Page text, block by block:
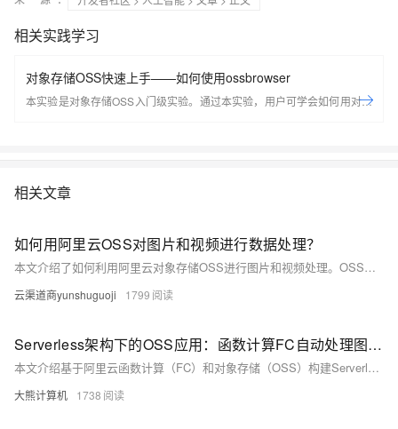
相关实践学习
对象存储OSS快速上手——如何使用ossbrowser
本实验是对象存储OSS入门级实验。通过本实验，用户可学会如何用对象
相关文章
如何用阿里云OSS对图片和视频进行数据处理？
本文介绍了如何利用阿里云对象存储OSS进行图片和视频处理。OSS提供了丰富的功能，如图片的缩放、裁剪、旋转和水印添加等，用户只需在图片URL后附加处理参数即可实现自动化处理。同时，OSS还支持自定义样式模板，便于批量操作。对于视频处理，OSS支持转码、截图、拼接等功能，满足多终端播放需求。通过OSS的API和SDK，开发者可以方便地集成这些功能，提升数据管理效率。
云渠道商yunshuguoji 1799
Serverless架构下的OSS应用：函数计算FC自动处理图片/视频转码（演示水印添加+缩略图生成流水线）
本文介绍基于阿里云函数计算（FC）和对象存储（OSS）构建Serverless媒体处理流水线，解决传统方案资源利用率低、运维复杂、成本高等问题。通过事件驱动机制实现图片水印添加、多规格缩略图生成及视频转码优化，支持毫秒级弹性伸缩与精确计费，提升处理效率并降低成本，适用于高并发媒体处理场景。
大熊计算机 1738